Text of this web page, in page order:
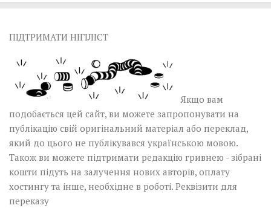
ПІДТРИМАТИ НІГІЛІСТ
Якщо вам
подобається цей сайт, ви можете запропонувати на
публікацію свій оригінальний матеріал або переклад,
який до цього не публікувався українською мовою.
Також ви можете підтримати редакцію гривнею - зібрані
кошти підуть на залучення нових авторів, оплату
хостингу та інше, необхідне в роботі. Реквізити для
переказу